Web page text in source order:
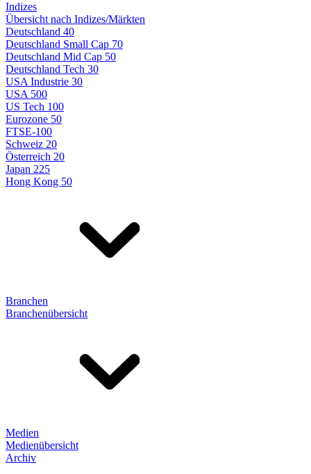
Indizes
Übersicht nach Indizes/Märkten
Deutschland 40
Deutschland Small Cap 70
Deutschland Mid Cap 50
Deutschland Tech 30
USA Industrie 30
USA 500
US Tech 100
Eurozone 50
FTSE-100
Schweiz 20
Österreich 20
Japan 225
Hong Kong 50
Branchen
Branchenübersicht
Medien
Medienübersicht
Archiv